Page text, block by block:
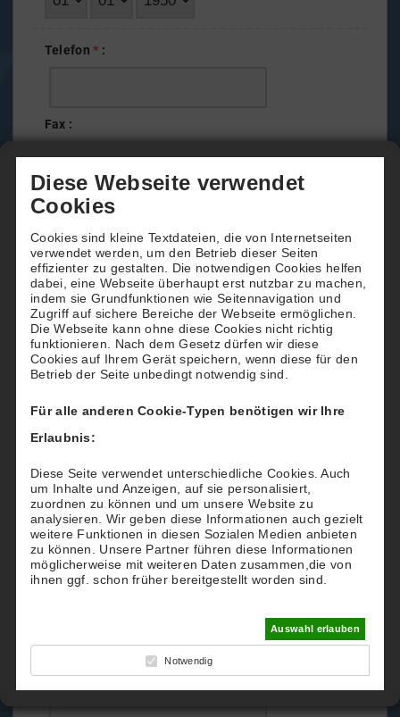
Telefon* :
Fax :
Mobil:
PLZ *:
:
Ort *:
E-Mail*:
Diese Webseite verwendet
Cookies
Cookies sind kleine Textdateien, die von Internetseiten
verwendet werden, um den Betrieb dieser Seiten
effizienter zu gestalten. Die notwendigen Cookies helfen
dabei, eine Webseite überhaupt erst nutzbar zu machen,
indem sie Grundfunktionen wie Seitennavigation und
Zugriff auf sichere Bereiche der Webseite ermöglichen.
Die Webseite kann ohne diese Cookies nicht richtig
funktionieren. Nach dem Gesetz dürfen wir diese
Cookies auf Ihrem Gerät speichern, wenn diese für den
Betrieb der Seite unbedingt notwendig sind.
Für alle anderen Cookie-Typen benötigen wir Ihre
Erlaubnis:
Diese Seite verwendet unterschiedliche Cookies. Auch
um Inhalte und Anzeigen, auf sie personalisiert,
zuordnen zu können und um unsere Website zu
analysieren. Wir geben diese Informationen auch gezielt
weitere Funktionen in diesen Sozialen Medien anbieten
zu können. Unsere Partner führen diese Informationen
möglicherweise mit weiteren Daten zusammen,die von
ihnen ggf. schon früher bereitgestellt worden sind.
Auswahl erlauben
Notwendig